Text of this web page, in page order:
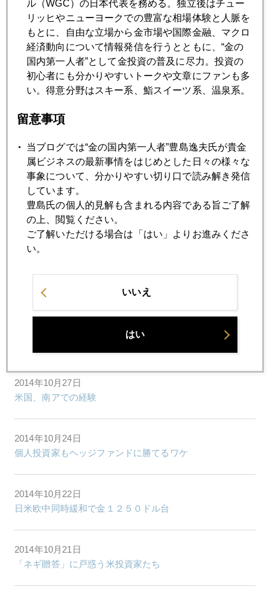
う番組で一緒に出演する。
2014年
1月 2月 3月 4月 5月 6月
7月
2014年10月31日
日銀サプライズ追加緩和！金価格再び１２００ドル割れ
2014年10月30日
米量的緩和終了、円安・株安・金安の初期反応は続くか
米量的緩和が生む格差、日本への警鐘
エボラ熱の影響でビール販売減の実例
2014年10月27日
米国、南アでの経験
2014年10月24日
個人投資家もヘッジファンドに勝てるワケ
2014年10月22日
日米欧中同時緩和で金１２５０ドル台
2014年10月21日
「ネギ贈答」に戸惑う米投資家たち
ル（WGC）の日本代表を務める。独立後はチュー
リッヒやニューヨークでの豊富な相場体験と人脈を
もとに、自由な立場から金市場や国際金融、マクロ
経済動向について情報発信を行うとともに、“金の
国内第一人者”として金投資の普及に尽力。投資の
初心者にも分かりやすいトークや文章にファンも多
い。得意分野はスキー系、鮨スイーツ系、温泉系。
留意事項
当ブログでは“金の国内第一人者”豊島逸夫氏が貴金
属ビジネスの最新事情をはじめとした日々の様々な
事象について、分かりやすい切り口で読み解き発信
しています。
豊島氏の個人的見解も含まれる内容である旨ご了解
の上、閲覧ください。
ご了解いただける場合は「はい」よりお進みくださ
い。
いいえ
はい